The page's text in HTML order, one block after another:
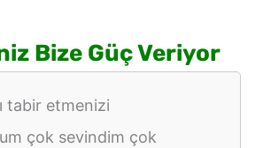
Bize Güç Veriyor
tabir etmenizi
çok sevindim çok